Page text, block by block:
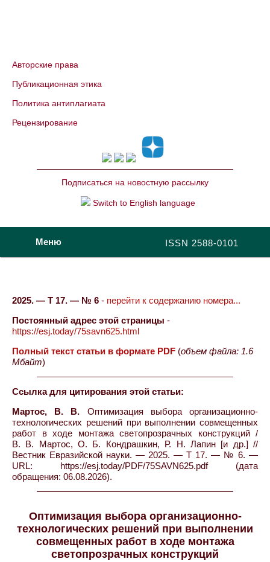
Авторские права
Публикационная этика
Политика антиплагиата
Рецензирование
Подписаться на новостную рассылку
Switch to English language
ISSN 2588-0101
Меню
2025. — Т 17. — № 6 - перейти к содержанию номера...
Постоянный адрес этой страницы -
https://esj.today/75savn625.html
Полный текст статьи в формате PDF (объем файла: 1.6
Мбайт)
Ссылка для цитирования этой статьи:
Мартос, В. В. Оптимизация выбора организационно-
технологических решений при выполнении совмещенных
работ в ходе монтажа светопрозрачных конструкций /
В. В. Мартос, О. Б. Кондрашкин, Р. Н. Лапин [и др.] //
Вестник Евразийской науки. — 2025. — Т 17. — № 6. —
URL: https://esj.today/PDF/75SAVN625.pdf (дата
обращения: 06.08.2026).
Оптимизация выбора организационно-
технологических решений при выполнении
совмещенных работ в ходе монтажа
светопрозрачных конструкций